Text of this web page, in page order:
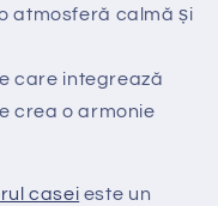
atmosferă calmă și
care integrează
crea o armonie
casei este un